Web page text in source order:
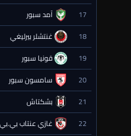
17 آمد سبور
18 غنتشلر بيرليغي
19 قونيا سبور
20 سامسون سبور
21 بشكتاش
22 غازي عنتاب